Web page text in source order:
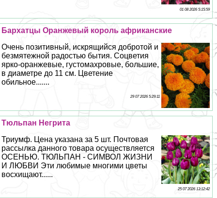
01 08 2026 5:15:59
Бархатцы Оранжевый король африканские
Очень позитивный, искрящийся добротой и
безмятежной радостью бытия. Соцветия
ярко-оранжевые, густомахровые, большие,
в диаметре до 11 см. Цветение
обильное.......
29 07 2026 5:29:11
Тюльпан Негрита
Триумф. Цена указана за 5 шт. Почтовая
рассылка данного товара осуществляется
ОСЕНЬЮ. ТЮЛЬПАН - СИМВОЛ ЖИЗНИ
И ЛЮБВИ Эти любимые многими цветы
восхищают......
25 07 2026 13:12:42